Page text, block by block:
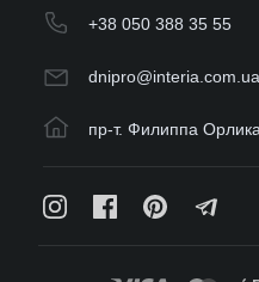
+38 050 388 35 55
dnipro@interia.com.ua
пр-т. Филиппа